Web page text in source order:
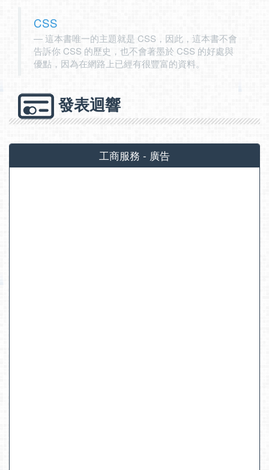
CSS
這本書唯一的主題就是 CSS，因此，這本書不會
告訴你 CSS 的歷史，也不會著墨於 CSS 的好處與
優點，因為在網路上已經有很豐富的資料。
發表迴響
工商服務 - 廣告